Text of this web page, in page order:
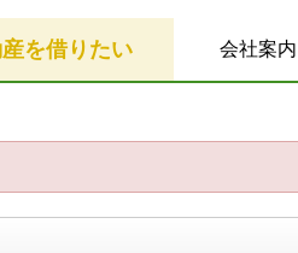
を借りたい 会社案内